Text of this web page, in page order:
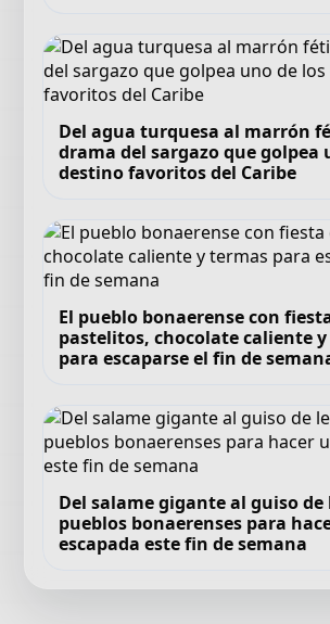
Del agua turquesa al marrón
drama del sargazo que golpea
destino favoritos del Caribe
El pueblo bonaerense con
pastelitos, chocolate caliente
para escaparse el fin de
Del salame gigante al guiso de
pueblos bonaerenses para
escapada este fin de semana